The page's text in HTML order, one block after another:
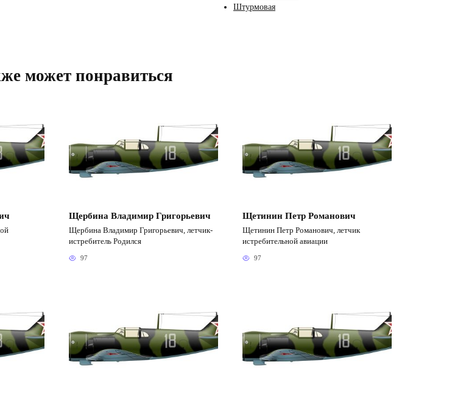
Штурмовая
может понравиться
Щербина Владимир Григорьевич
Щербина Владимир Григорьевич, летчик-
истребитель Родился
97
Щетинин Петр Романович
Щетинин Петр Романович, летчик
истребительной авиации
97